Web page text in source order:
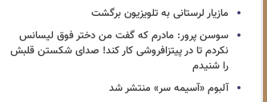
مازیار لرستانی به تلویزیون برگشت
سوسن پرور: مادرم که گفت من دختر فوق‌ لیسانس
نکردم تا در پیتزافروشی کار کند! صدای شکستن قلبش
را شنیدم
آلبوم «آسیمه سر» منتشر شد